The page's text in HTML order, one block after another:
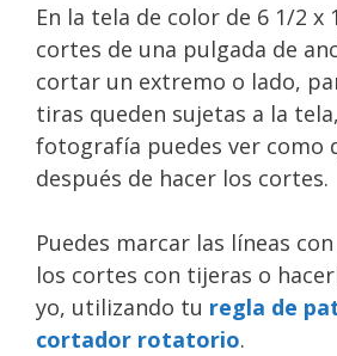
En la tela de color de 6 1/2 x
cortes de una pulgada de
cortar un extremo o lado,
tiras queden sujetas a la
fotografía puedes ver como
después de hacer los cortes.
Puedes marcar las líneas
los cortes con tijeras o
yo, utilizando tu regla de
cortador rotatorio.